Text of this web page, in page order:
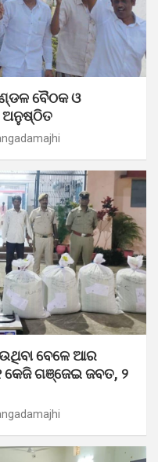
ବୈଠକ ଓ
ଅନୁଷ୍ଠିତ
ବେଳେ ଆର
ଗଞ୍ଜେଇ ଜବତ, ୨